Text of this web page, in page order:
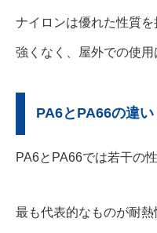
ナイロンは優れた性質
強くなく、屋外での使用
PA6とPA66の違い
PA6とPA66では若干の
最も代表的なものが耐